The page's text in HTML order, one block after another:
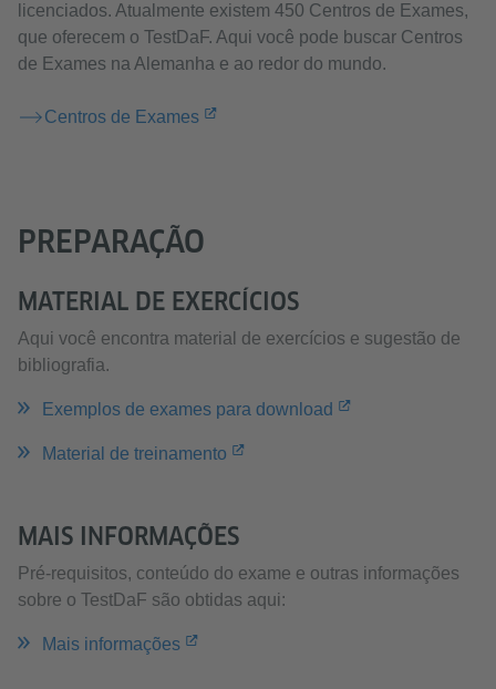
licenciados. Atualmente existem 450 Centros de Exames,
que oferecem o TestDaF. Aqui você pode buscar Centros
de Exames na Alemanha e ao redor do mundo.
Centros de Exames
PREPARAÇÃO
MATERIAL DE EXERCÍCIOS
Aqui você encontra material de exercícios e sugestão de
bibliografia.
Exemplos de exames para download
Material de treinamento
MAIS INFORMAÇÕES
Pré-requisitos, conteúdo do exame e outras informações
sobre o TestDaF são obtidas aqui:
Mais informações